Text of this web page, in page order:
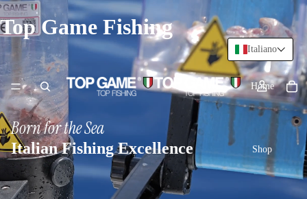
Top Game Fishing
Home
Shop
Born for the Sea
Italian Fishing Excellence
Italiano